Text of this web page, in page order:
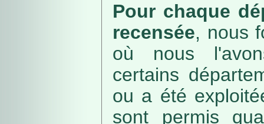
Pour chaque
recensée, nous
où nous
certains
ou a été
sont permis